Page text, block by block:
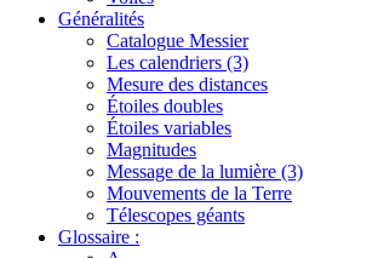
Généralités
Catalogue Messier
Les calendriers (3)
Mesure des distances
Étoiles doubles
Étoiles variables
Magnitudes
Message de la lumière (3)
Mouvements de la Terre
Télescopes géants
Glossaire :